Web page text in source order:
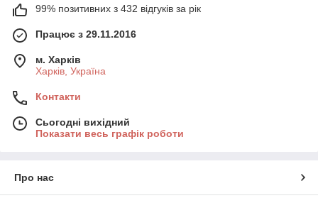
99% позитивних з 432 відгуків за рік
Працює з 29.11.2016
м. Харків
Харків, Україна
Контакти
Сьогодні вихідний
Показати весь графік роботи
Про нас